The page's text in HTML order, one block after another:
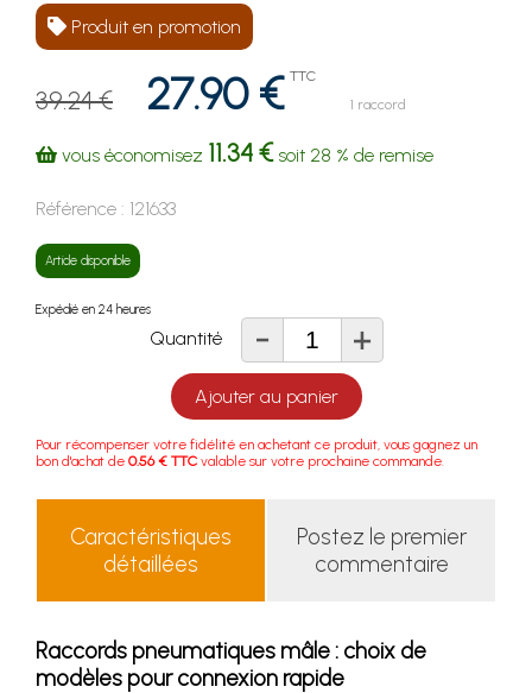
Produit en promotion
39.24 € 27.90 € TTC
1 raccord
vous économisez 11.34 €soit 28 % de remise
Référence : 121633
Article disponible
Expédié en 24 heures
Quantité - +
Ajouter au panier
Pour récompenser votre fidélité en achetant ce produit, vous gagnez un
bon d'achat de 0.56 € TTC valable sur votre prochaine commande.
Caractéristiques
détaillées
Postez le premier
commentaire
Raccords pneumatiques mâle : choix de
modèles pour connexion rapide